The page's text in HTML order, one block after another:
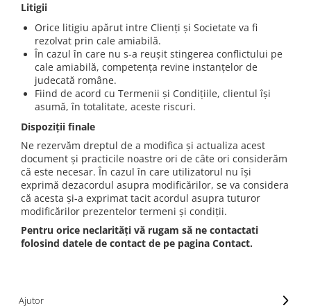
Litigii
Orice litigiu apărut intre Clienți și Societate va fi
rezolvat prin cale amiabilă.
În cazul în care nu s-a reușit stingerea conflictului pe
cale amiabilă, competența revine instanțelor de
judecată române.
Fiind de acord cu Termenii și Condițiile, clientul își
asumă, în totalitate, aceste riscuri.
Dispoziții finale
Ne rezervăm dreptul de a modifica și actualiza acest
document și practicile noastre ori de câte ori considerăm
că este necesar. În cazul în care utilizatorul nu își
exprimă dezacordul asupra modificărilor, se va considera
că acesta și-a exprimat tacit acordul asupra tuturor
modificărilor prezentelor termeni și condiții.
Pentru orice neclarități vă rugam să ne contactati
folosind datele de contact de pe pagina Contact.
Ajutor